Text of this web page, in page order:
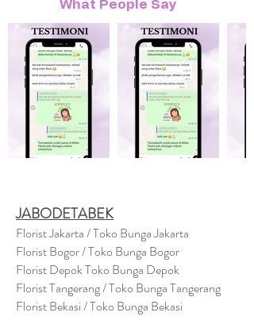
What People Say
JABODETABEK
Florist Jakarta / Toko Bunga Jakarta
Florist Bogor / Toko Bunga Bogor
Florist Depok Toko Bunga Depok
Florist Tangerang / Toko Bunga Tangerang
Florist Bekasi / Toko Bunga Bekasi